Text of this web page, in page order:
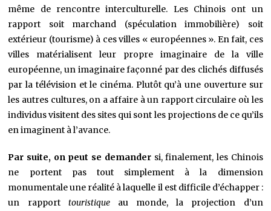
même de rencontre interculturelle. Les Chinois ont un
rapport soit marchand (spéculation immobilière) soit
extérieur (tourisme) à ces villes « européennes ». En fait, ces
villes matérialisent leur propre imaginaire de la ville
européenne, un imaginaire façonné par des clichés diffusés
par la télévision et le cinéma. Plutôt qu’à une ouverture sur
les autres cultures, on a affaire à un rapport circulaire où les
individus visitent des sites qui sont les projections de ce qu’ils
en imaginent à l’avance.
Par suite, on peut se demandersi, finalement, les Chinois
ne portent pas tout simplement à la dimension
monumentale une réalité à laquelle il est difficile d’échapper :
un rapport touristiqueau monde, la projection d’un